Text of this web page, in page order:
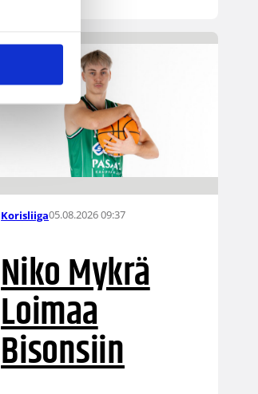
Korisliiga05.08.2026 09:37
Niko Mykrä
Loimaa
Bisonsiin